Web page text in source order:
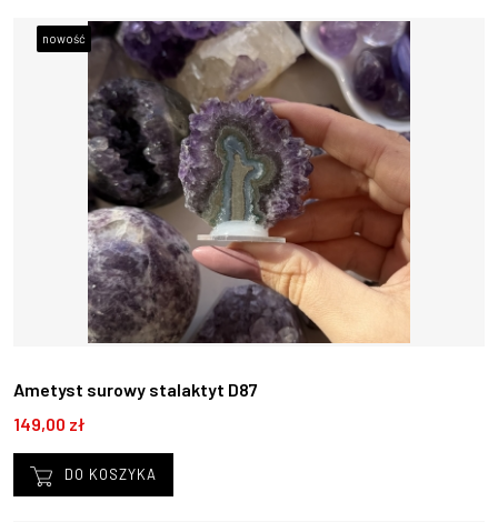
Ametyst surowy stalaktyt D87
149,00 zł
DO KOSZYKA
nowość